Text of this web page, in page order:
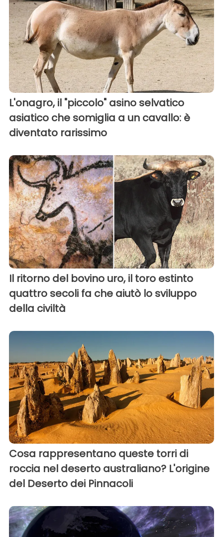
L'onagro, il "piccolo" asino selvatico
asiatico che somiglia a un cavallo: è
diventato rarissimo
Il ritorno del bovino uro, il toro estinto
quattro secoli fa che aiutò lo sviluppo
della civiltà
Cosa rappresentano queste torri di
roccia nel deserto australiano? L'origine
del Deserto dei Pinnacoli